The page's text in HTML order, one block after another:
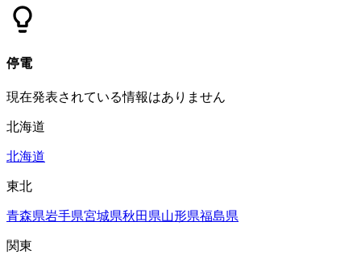
停電
現在発表されている情報はありません
北海道
北海道
東北
青森県岩手県宮城県秋田県山形県福島県
関東